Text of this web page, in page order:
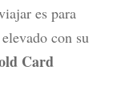
es para
con su
Card